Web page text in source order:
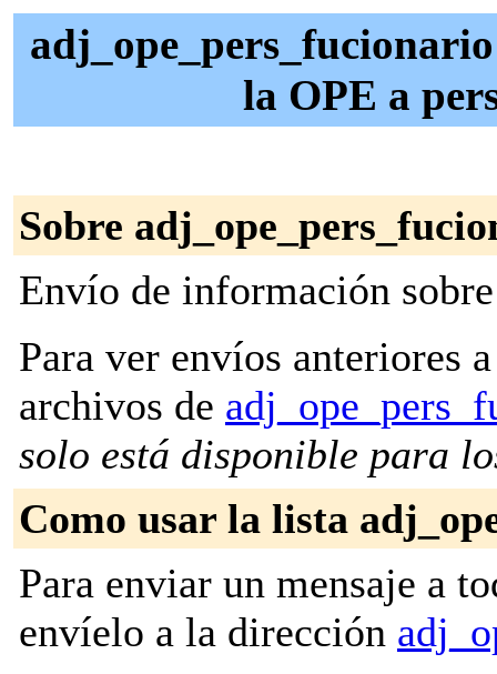
la OPE a
Sobre
Envío de información
Para ver envíos anteriores
archivos de
solo está disponible para
Como usar la lista
Para enviar un mensaje a
envíelo a la dirección